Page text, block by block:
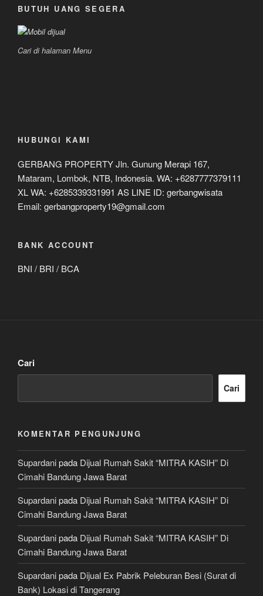
BUTUH UANG SEGERA
Cari di halaman Menu
HUBUNGI KAMI
GERBANG PROPERTY Jln. Gunung Merapi 167,
Mataram, Lombok, NTB, Indonesia. WA: +6287777379111
XL WA: +6285339331991 AS LINE ID: gerbangwisata
Email: gerbangproperty19@gmail.com
BANK ACCOUNT
BNI / BRI / BCA
Cari
Cari
KOMENTAR PENGUNJUNG
Supardanipada Dijual Rumah Sakit “MITRA KASIH” Di
Cimahi Bandung Jawa Barat
Supardanipada Dijual Rumah Sakit “MITRA KASIH” Di
Cimahi Bandung Jawa Barat
Supardanipada Dijual Rumah Sakit “MITRA KASIH” Di
Cimahi Bandung Jawa Barat
Supardanipada Dijual Ex Pabrik Peleburan Besi (Surat di
Bank) Lokasi di Tangerang